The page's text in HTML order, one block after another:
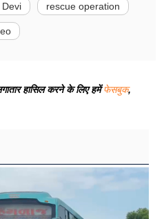
Devi rescue operation
हासिल करने के लिए हमेंफेसबुक,